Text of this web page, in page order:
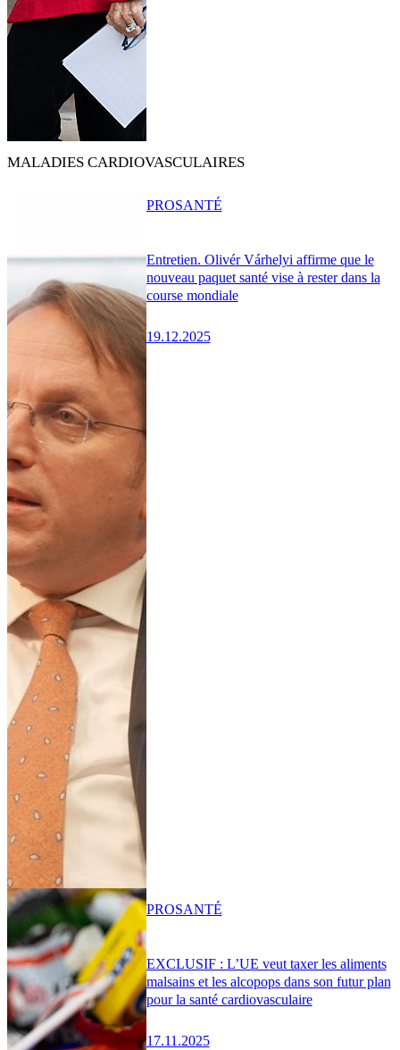
MALADIES CARDIOVASCULAIRES
Entretien. Olivér Várhelyi affirme que le
nouveau paquet santé vise à rester dans la
course mondiale
19.12.2025
PROSANTÉ
EXCLUSIF : L’UE veut taxer les aliments
malsains et les alcopops dans son futur plan
pour la santé cardiovasculaire
17.11.2025
PROSANTÉ